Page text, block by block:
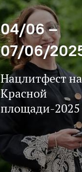
04/06 –
07/06/
Нацлитфест на
Красной
площади-2025